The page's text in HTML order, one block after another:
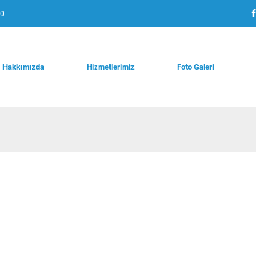
Hakkımızda Hizmetlerimiz Foto Galeri